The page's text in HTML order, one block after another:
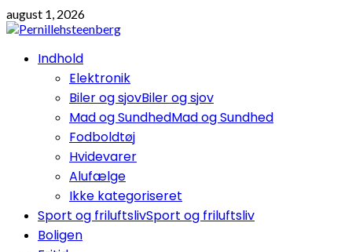
Skip
to
august 1, 2026
PrimaryIndhold
Elektronik
Biler og sjovBiler og sjov
Mad og SundhedMad og Sundhed
Fodboldtøj
Hvidevarer
Alufælge
Ikke kategoriseret
Sport og friluftslivSport og friluftsliv
Boligen